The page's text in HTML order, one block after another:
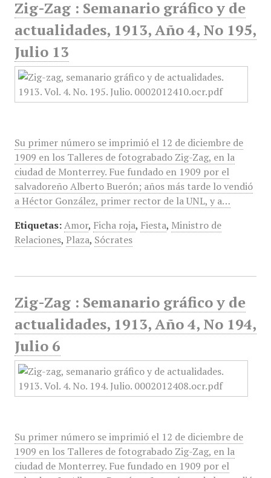
Zig-Zag : Semanario gráfico y de
actualidades, 1913, Año 4, No 195,
Julio 13
Su primer número se imprimió el 12 de diciembre de
1909 en los Talleres de fotograbado Zig-Zag, en la
ciudad de Monterrey. Fue fundado en 1909 por el
salvadoreño Alberto Buerón; años más tarde lo vendió
a Héctor González, primer rector de la UNL, y a…
Etiquetas: Amor, Ficha roja, Fiesta, Ministro de
Relaciones, Plaza, Sócrates
Zig-Zag : Semanario gráfico y de
actualidades, 1913, Año 4, No 194,
Julio 6
Su primer número se imprimió el 12 de diciembre de
1909 en los Talleres de fotograbado Zig-Zag, en la
ciudad de Monterrey. Fue fundado en 1909 por el